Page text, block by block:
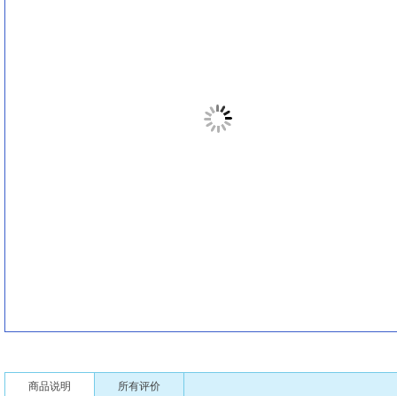
商品说明 所有评价